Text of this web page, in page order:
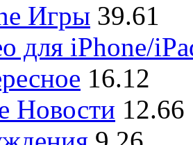
Игры 39.61
для iPhone/
16.12
Новости 12.66